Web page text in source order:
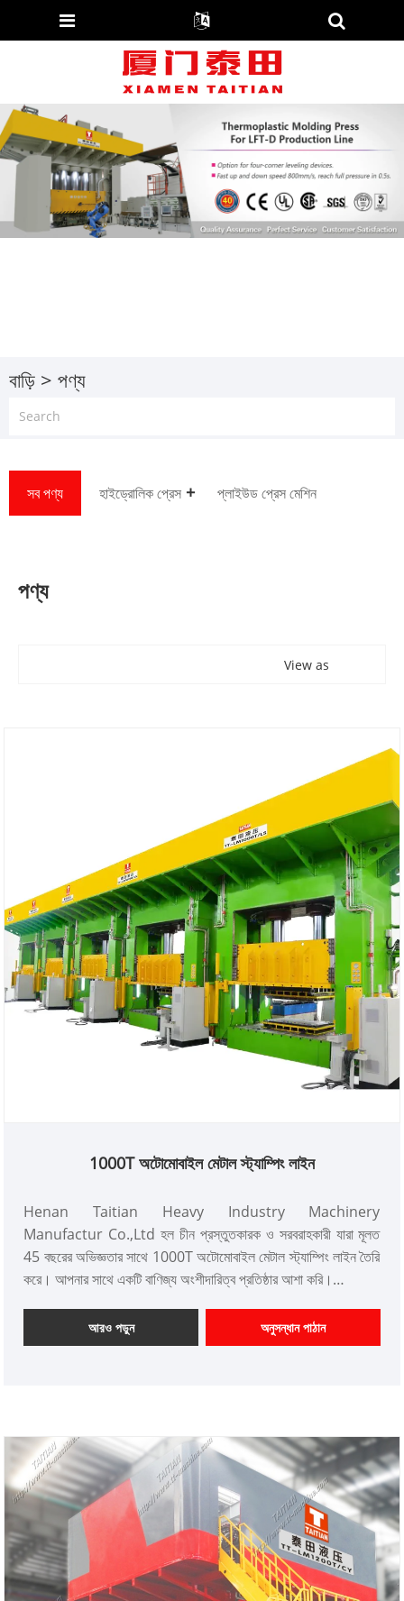
বাড়ি > পণ্য
সব পণ্য হাইড্রোলিক প্রেস প্লাইউড প্রেস মেশিন
পণ্য
View as
1000T অটোমোবাইল মেটাল স্ট্যাম্পিং লাইন
Henan Taitian Heavy Industry Machinery
Manufactur Co.,Ltd হল চীন প্রস্তুতকারক ও সরবরাহকারী যারা মূলত
45 বছরের অভিজ্ঞতার সাথে 1000T অটোমোবাইল মেটাল স্ট্যাম্পিং লাইন তৈরি
করে। আপনার সাথে একটি বাণিজ্য অংশীদারিত্ব প্রতিষ্ঠার আশা করি।
পেমেন্ট: T/T, L/C
পণ্যের উত্স: চীন
লিড সময়: প্রায় 4-5 মাস
আরও পড়ুন অনুসন্ধান পাঠান